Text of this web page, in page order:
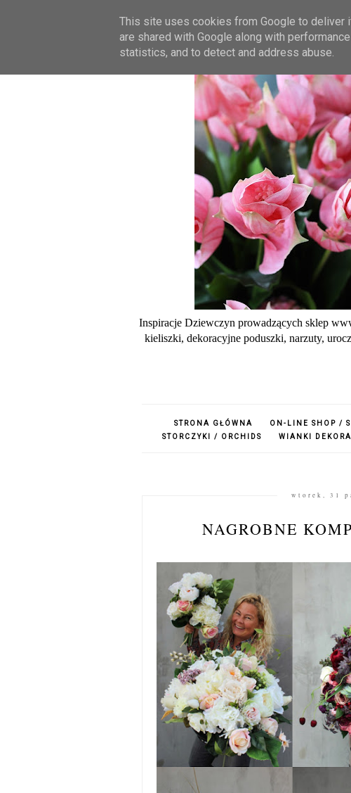
Inspiracje Dziewczyn prowadzących sklep
kieliszki, dekoracyjne poduszki, narzuty,
STRONA GŁÓWNA ON-LINE SHOP /
STORCZYKI / ORCHIDS
WIANKI
wtorek, 31
NAGROBNE
This site uses cookies from Google to deliver
are shared with Google along with
statistics, and to detect and address abuse.